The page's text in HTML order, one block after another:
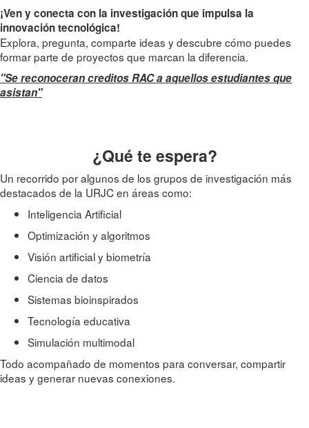
¡Ven y conecta con la investigación que impulsa la
innovación tecnológica!
Explora, pregunta, comparte ideas y descubre cómo puedes
formar parte de proyectos que marcan la diferencia.
"Se reconoceran creditos RAC a aquellos estudiantes que
asistan"
¿Qué te espera?
Un recorrido por algunos de los grupos de investigación más
destacados de la URJC en áreas como:
Inteligencia Artificial
Optimización y algoritmos
Visión artificial y biometría
Ciencia de datos
Sistemas bioinspirados
Tecnología educativa
Simulación multimodal
Todo acompañado de momentos para conversar, compartir
ideas y generar nuevas conexiones.